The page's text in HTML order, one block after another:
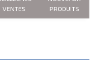
VENTES
PRODUITS